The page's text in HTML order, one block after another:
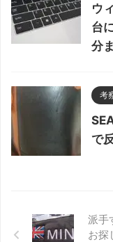
ウ
台
分
考
で
派手
お探